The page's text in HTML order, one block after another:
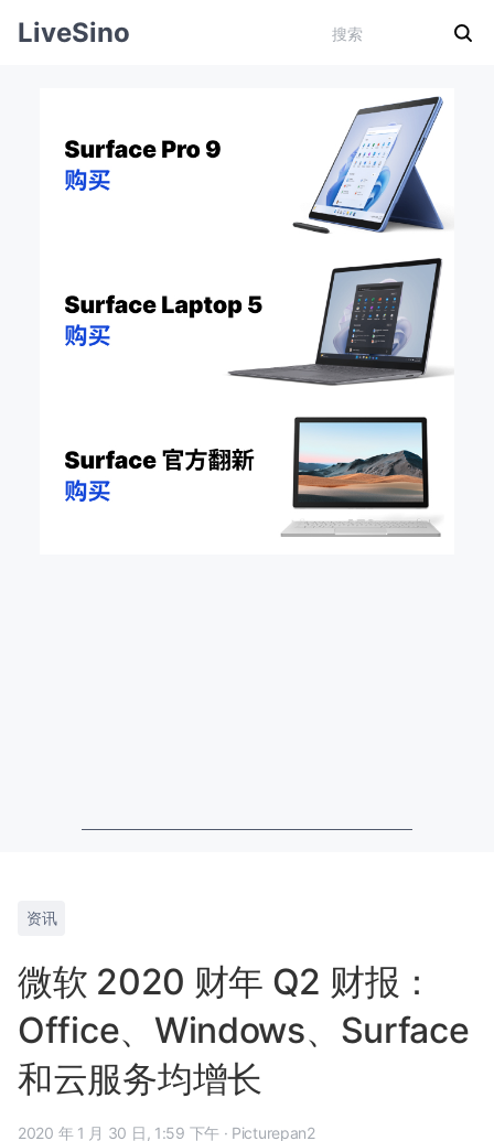
LiveSino
资讯
微软 2020 财年 Q2 财报：
Office、Windows、Surface
和云服务均增长
2020 年 1 月 30 日, 1:59 下午 · Picturepan2